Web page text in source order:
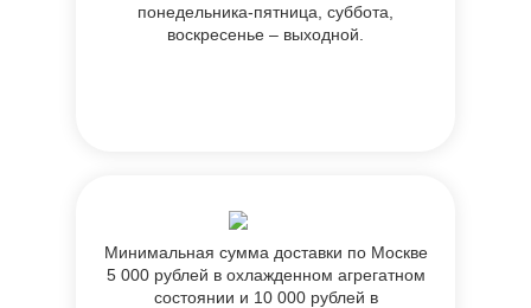
понедельника-пятница, суббота,
воскресенье – выходной.
Минимальная сумма доставки по Москве
5 000 рублей в охлажденном агрегатном
состоянии и 10 000 рублей в